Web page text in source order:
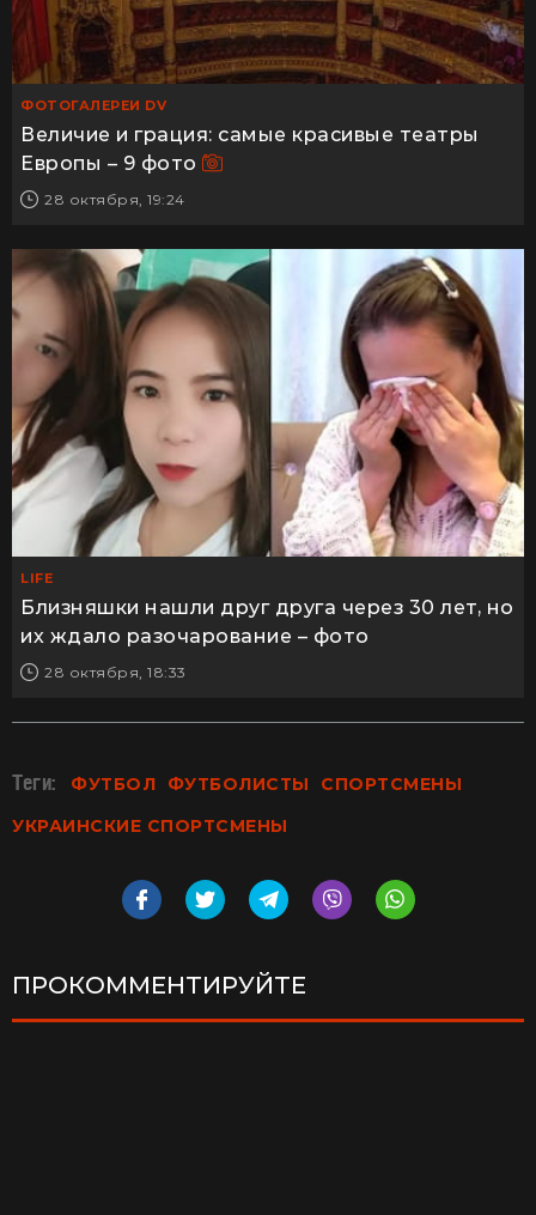
ФОТОГАЛЕРЕИ DV
Величие и грация: самые красивые театры
Европы – 9 фото
28 октября, 19:24
LIFE
Близняшки нашли друг друга через 30 лет, но
их ждало разочарование – фото
28 октября, 18:33
Теги: ФУТБОЛ ФУТБОЛИСТЫ
СПОРТСМЕНЫ
УКРАИНСКИЕ СПОРТСМЕНЫ
ПРОКОММЕНТИРУЙТЕ